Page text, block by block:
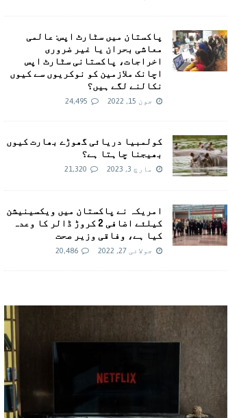
پاکستان میں سٹارٹ اپس: عالمی
معاشی بحران یا غیر ضروری
اخراجات، پاکستانی سٹارٹ اپس
اچانک ملازمین کو نوکریوں سے کیوں
نکالنے لگے ہیں؟
جون 15, 2022 24,495
کولمبیا دریائی گھوڑے بھارت کیوں
بھیجنا چاہتا ہے؟
مارچ 3, 2023 21,320
امريکہ نے پاکستان میں ویکسینیشن
کیلئے اضافی 2 کروڑ ڈالر کا وعدہ
کیا ہے، وفاقی وزیر صحت
جولائی 27, 2022 20,486